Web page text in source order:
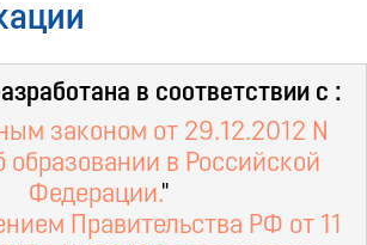
в соответствии с :
законом от 29.12.2012 N
в Российской
Федерации."
Правительства РФ от 11